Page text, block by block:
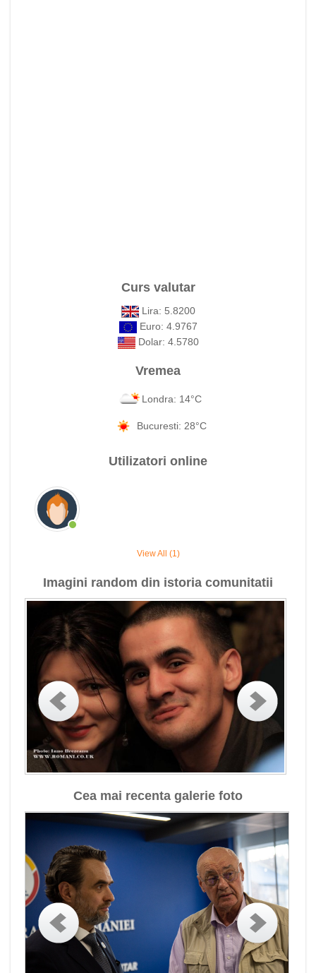
Curs valutar
Lira: 5.8200
Euro: 4.9767
Dolar: 4.5780
Vremea
Londra: 14°C
Bucuresti: 28°C
Utilizatori online
View All (1)
Imagini random din istoria comunitatii
Cea mai recenta galerie foto